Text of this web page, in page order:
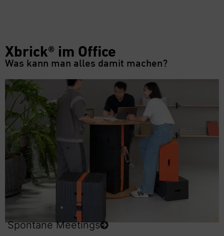
Xbrick® im Office
Was kann man alles damit machen?
Spontane Meetings